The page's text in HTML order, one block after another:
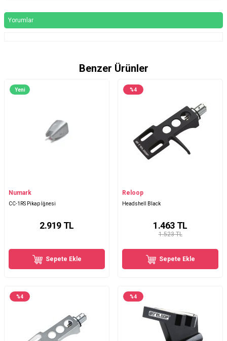
Yorumlar
Benzer Ürünler
Yeni
Numark
CC-1RS Pikap İğnesi
2.919 TL
Sepete Ekle
%4
Reloop
Headshell Black
1.523 TL
1.463 TL
Sepete Ekle
%4 %4